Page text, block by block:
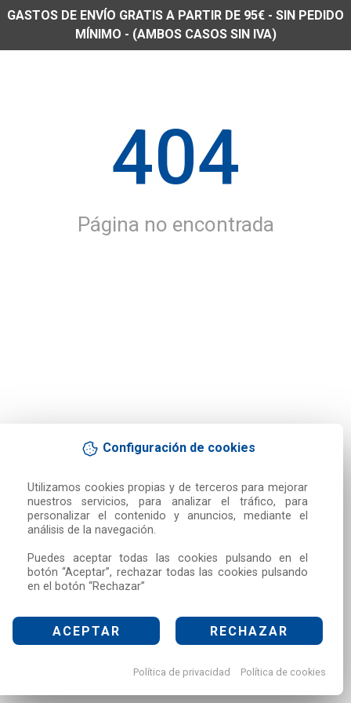
Configuración de cookies
Utilizamos cookies propias y de terceros para mejorar
nuestros servicios, para analizar el tráfico, para
personalizar el contenido y anuncios, mediante el
análisis de la navegación.
Puedes aceptar todas las cookies pulsando en el
botón “Aceptar”, rechazar todas las cookies pulsando
en el botón “Rechazar”
ACEPTAR RECHAZAR
Política de privacidad Política de cookies
GASTOS DE ENVÍO GRATIS A PARTIR DE 95€ - SIN PEDIDO
MÍNIMO - (AMBOS CASOS SIN IVA)
404
Página no encontrada